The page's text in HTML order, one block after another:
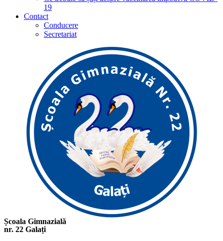
19
Contact
Conducere
Secretariat
Școala Gimnazială
nr. 22 Galați